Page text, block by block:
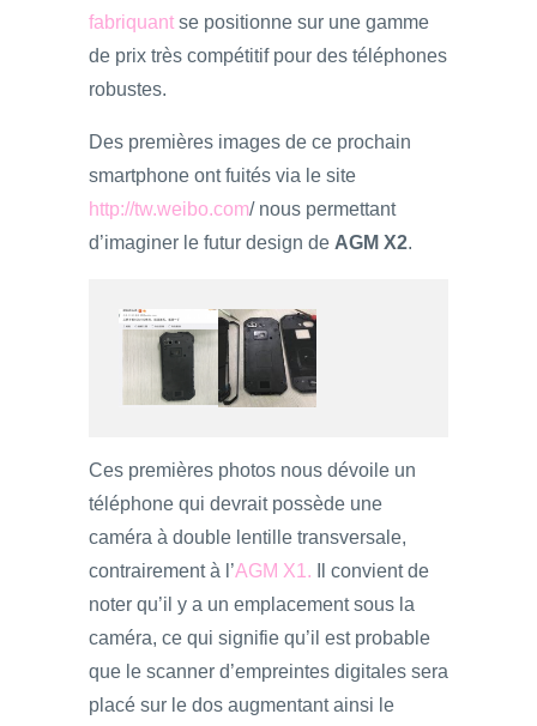
fabriquant se positionne sur une gamme
de prix très compétitif pour des téléphones
robustes.
Des premières images de ce prochain
smartphone ont fuités via le site
http://tw.weibo.com/ nous permettant
d’imaginer le futur design de AGM X2.
Ces premières photos nous dévoile un
téléphone qui devrait possède une
caméra à double lentille transversale,
contrairement à l’AGM X1. Il convient de
noter qu’il y a un emplacement sous la
caméra, ce qui signifie qu’il est probable
que le scanner d’empreintes digitales sera
placé sur le dos augmentant ainsi le